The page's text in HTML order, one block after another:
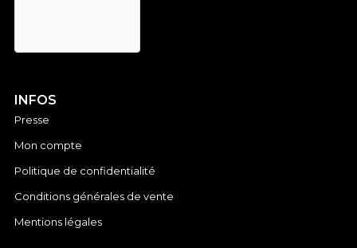
INFOS
Presse
Mon compte
Politique de confidentialité
Conditions générales de vente
Mentions légales